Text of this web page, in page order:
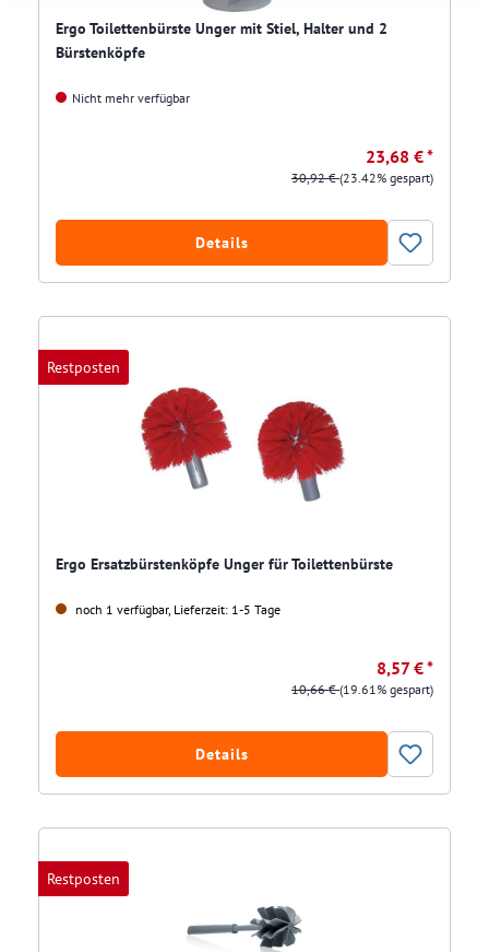
Ergo Toilettenbürste Unger mit Stiel, Halter und 2
Bürstenköpfe
Nicht mehr verfügbar
23,68 € *
30,92 €(23.42% gespart)
Details
Restposten
Ergo Ersatzbürstenköpfe Unger für Toilettenbürste
noch 1 verfügbar, Lieferzeit: 1-5 Tage
8,57 € *
10,66 €(19.61% gespart)
Details
Restposten